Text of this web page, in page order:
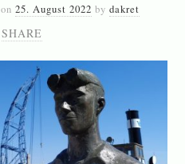
on 25. August 2022 by dakret
SHARE